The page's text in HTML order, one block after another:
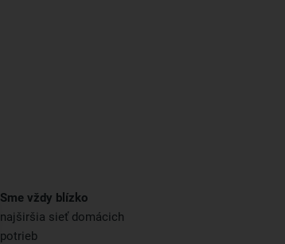
Sme vždy blízko
najširšia sieť domácich
potrieb